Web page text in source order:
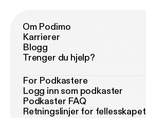
Om Podimo
Karrierer
Blogg
Trenger du hjelp?
For Podkastere
Logg inn som podkaster
Podkaster FAQ
Retningslinjer for fellesskapet